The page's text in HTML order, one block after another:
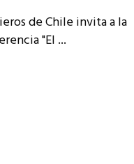
de Chile invita a la
"El